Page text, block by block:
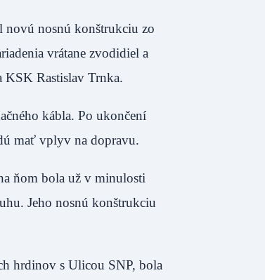
nosnú konštrukciu zo
vrátane zvodidiel a
KSK Rastislav Trnka.
kábla. Po ukončení
mať vplyv na dopravu.
ňom bola už v minulosti
Jeho nosnú konštrukciu
hrdinov s Ulicou SNP, bola